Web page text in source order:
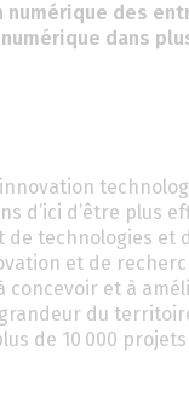
des
dans
d’ici d’être plus
technologies et
et de
concevoir et à
du
de 10 000